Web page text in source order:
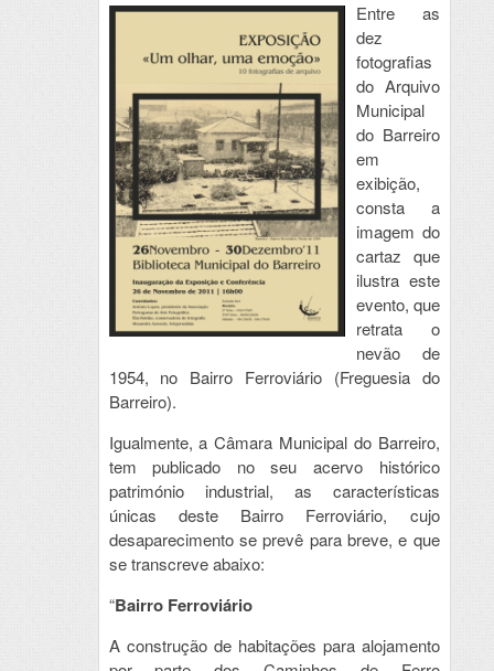
Entre as
dez
fotografias
do Arquivo
Municipal
do Barreiro
em
exibição,
consta a
imagem do
cartaz que
ilustra este
evento, que
retrata o
nevão de
1954, no Bairro Ferroviário (Freguesia do
Barreiro).
Igualmente, a Câmara Municipal do Barreiro,
tem publicado no seu acervo histórico
património industrial, as características
únicas deste Bairro Ferroviário, cujo
desaparecimento se prevê para breve, e que
se transcreve abaixo:
“Bairro Ferroviário
A construção de habitações para alojamento